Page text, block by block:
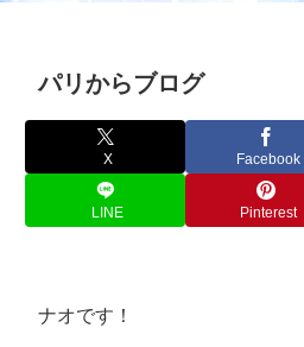
パリからブログ
X Facebook
LINE Pinterest
ナオです！